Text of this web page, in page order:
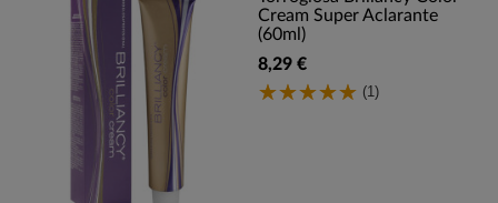
Cream Super Aclarante
(60ml)
8,29 €
(1)